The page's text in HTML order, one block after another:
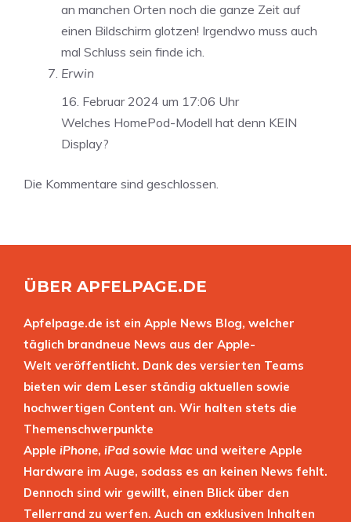
an manchen Orten noch die ganze Zeit auf
einen Bildschirm glotzen! Irgendwo muss auch
mal Schluss sein finde ich.
Erwin
16. Februar 2024 um 17:06 Uhr
Welches HomePod-Modell hat denn KEIN
Display?
Die Kommentare sind geschlossen.
ÜBER APFELPAGE.DE
Apfelpage.de ist ein Apple News Blog, welcher
täglich brandneue News aus der Apple-
Welt veröffentlicht. Dank des versierten Teams
bieten wir dem Leser ständig aktuellen sowie
hochwertigen Content an. Wir halten stets die
Themenschwerpunkte
Apple iPhone, iPad sowie Mac und weitere Apple
Hardware im Auge, sodass es an keinen News fehlt.
Dennoch sind wir gewillt, einen Blick über den
Tellerrand zu werfen. Auch an exklusiven Inhalten